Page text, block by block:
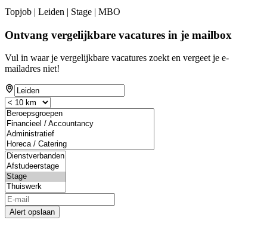
Topjob | Leiden | Stage | MBO
Ontvang vergelijkbare vacatures in je mailbox
Vul in waar je vergelijkbare vacatures zoekt en vergeet je e-
mailadres niet!
Alert opslaan